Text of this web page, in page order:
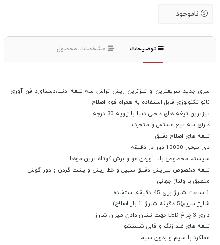
ناموجود
توضیحات مشخصات محصول
سری جدید سریعترین و تیزترین ریش تراش سه تیغه دنیا،دستاورد فن آوری
نانو تکنولوژی قابل استفاده به همراه فوم اصلاح
تیزترین تیغه های داخلی دنیا با زاویه 30 درجه
دارای سه تیغ مستقل و متحرک
تیغه های اصلاح دقیق
دور موتور 10000 دور در دقیقه
سیستم مخصوص بالا آوردن مو و برش کوتاه ترین موها
تیغه مخصوص پیرایش دقیق سبیل و خط ریش و پشت گردن و دور گوش
منطبق با ولتاژ جهانی
1 ساعت شارژ برای 45 دقیقه استفاده
شارژ سریع(5 دقیقه شارژ=1 بار اصلاح)
داری 3 چراغ LED جهت نشان دادن میزان شارژ
تیغه های ضد زنگ و قابل شستشو
عملکرد با سیم و بدون سیم